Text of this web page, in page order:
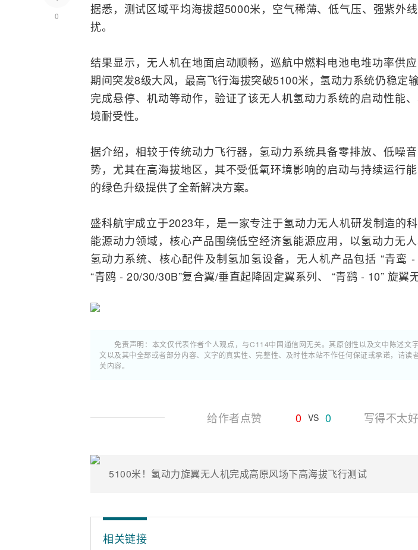
0
据悉，测试区域平均海拔超5000米，空气稀薄、低气压、强紫外
扰。
结果显示，无人机在地面启动顺畅，巡航中燃料电池电堆功率供
期间突发8级大风，最高飞行海拔突破5100米，氢动力系统仍稳定
完成悬停、机动等动作，验证了该无人机氢动力系统的启动性能
境耐受性。
据介绍，相较于传统动力飞行器，氢动力系统具备零排放、低噪
势，尤其在高海拔地区，其不受低氧环境影响的启动与持续运行
的绿色升级提供了全新解决方案。
盛科航宇成立于2023年，是一家专注于氢动力无人机研发制造的
能源动力领域，核心产品围绕低空经济氢能源应用，以氢动力无
氢动力系统、核心配件及制氢加氢设备，无人机产品包括 “青鸾 -
“青鸥 - 20/30/30B”复合翼/垂直起降固定翼系列、 “青鹞 - 10” 旋翼
免责声明：本文仅代表作者个人观点，与C114中国通信网无关。其原创性以及文中陈述文
文以及其中全部或者部分内容、文字的真实性、完整性、及时性本站不作任何保证或承诺，请读
关内容。
给作者点赞 0 VS 0 写得不太好
5100米！氢动力旋翼无人机完成高原风场下高海拔飞行测试
相关链接